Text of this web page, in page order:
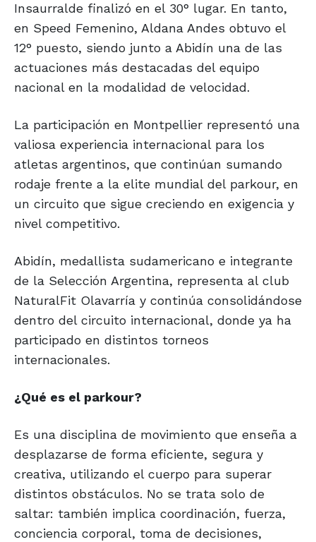
Insaurralde finalizó en el 30° lugar. En tanto,
en Speed Femenino, Aldana Andes obtuvo el
12° puesto, siendo junto a Abidín una de las
actuaciones más destacadas del equipo
nacional en la modalidad de velocidad.
La participación en Montpellier representó una
valiosa experiencia internacional para los
atletas argentinos, que continúan sumando
rodaje frente a la elite mundial del parkour, en
un circuito que sigue creciendo en exigencia y
nivel competitivo.
Abidín, medallista sudamericano e integrante
de la Selección Argentina, representa al club
NaturalFit Olavarría y continúa consolidándose
dentro del circuito internacional, donde ya ha
participado en distintos torneos
internacionales.
¿Qué es el parkour?
Es una disciplina de movimiento que enseña a
desplazarse de forma eficiente, segura y
creativa, utilizando el cuerpo para superar
distintos obstáculos. No se trata solo de
saltar: también implica coordinación, fuerza,
conciencia corporal, toma de decisiones,